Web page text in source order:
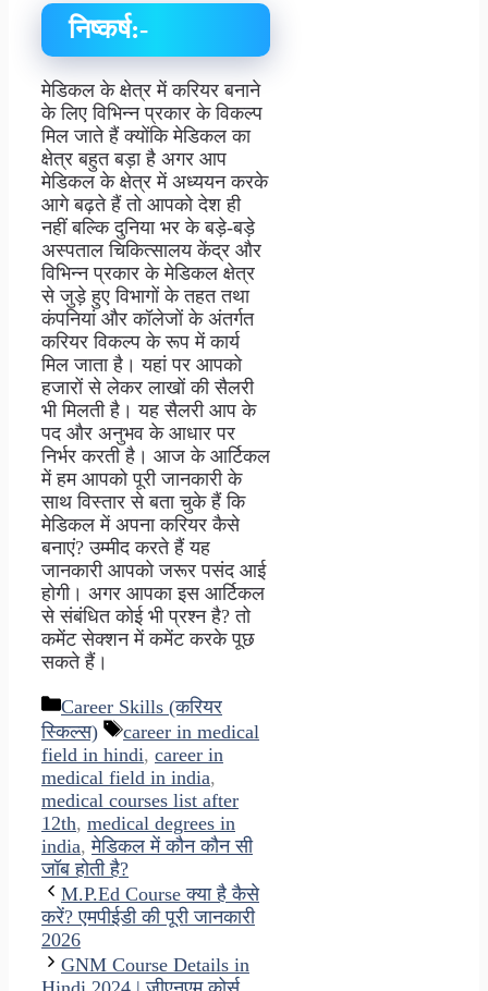
निष्कर्ष:-
मेडिकल के क्षेत्र में करियर बनाने
के लिए विभिन्न प्रकार के विकल्प
मिल जाते हैं क्योंकि मेडिकल का
क्षेत्र बहुत बड़ा है अगर आप
मेडिकल के क्षेत्र में अध्ययन करके
आगे बढ़ते हैं तो आपको देश ही
नहीं बल्कि दुनिया भर के बड़े-बड़े
अस्पताल चिकित्सालय केंद्र और
विभिन्न प्रकार के मेडिकल क्षेत्र
से जुड़े हुए विभागों के तहत तथा
कंपनियां और कॉलेजों के अंतर्गत
करियर विकल्प के रूप में कार्य
मिल जाता है। यहां पर आपको
हजारों से लेकर लाखों की सैलरी
भी मिलती है। यह सैलरी आप के
पद और अनुभव के आधार पर
निर्भर करती है। आज के आर्टिकल
में हम आपको पूरी जानकारी के
साथ विस्तार से बता चुके हैं कि
मेडिकल में अपना करियर कैसे
बनाएं? उम्मीद करते हैं यह
जानकारी आपको जरूर पसंद आई
होगी। अगर आपका इस आर्टिकल
से संबंधित कोई भी प्रश्न है? तो
कमेंट सेक्शन में कमेंट करके पूछ
सकते हैं।
Categories
Career Skills (करियर
स्किल्स)
Tags
career in medical
field in hindi, career in
medical field in india,
medical courses list after
12th, medical degrees in
india,मेडिकल में कौन कौन सी
जॉब होती है?
M.P.Ed Course क्या है कैसे
करें? एमपीईडी की पूरी जानकारी
2026
GNM Course Details in